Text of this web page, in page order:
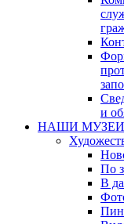
и
НАШИ МУЗЕИ
По
В